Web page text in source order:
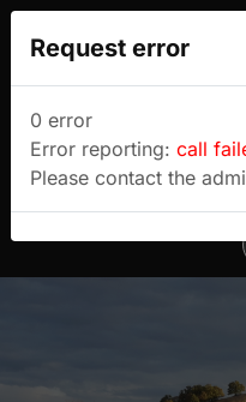
Sulyok
Request error
0 error
Error reporting: call
Please contact the